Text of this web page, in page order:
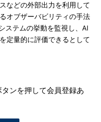
などの外部出力を利用して
オブザーバビリティの手法
ステムの挙動を監視し、AI
定量的に評価できるとして
ンを押して会員登録あ